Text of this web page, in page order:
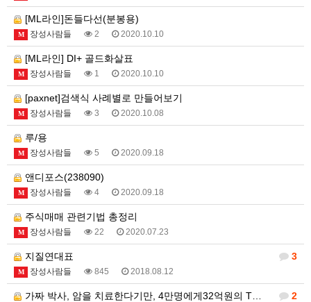
[ML라인]돈들다선(분봉용)
M 장성사람들 2 2020.10.10
[ML라인] DI+ 골드화살표
M 장성사람들 1 2020.10.10
[paxnet]검색식 사례별로 만들어보기
M 장성사람들 3 2020.10.08
루/용
M 장성사람들 5 2020.09.18
앤디포스(238090)
M 장성사람들 4 2020.09.18
주식매매 관련기법 총정리
M 장성사람들 22 2020.07.23
3
지질연대표
M 장성사람들 845 2018.08.12
2
가짜 박사, 암을 치료한다기만, 4만명에게32억원의 T…